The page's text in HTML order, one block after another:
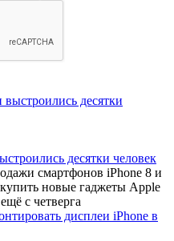
десятки человек
смартфонов iPhone 8 и
новые гаджеты Apple
с четверга